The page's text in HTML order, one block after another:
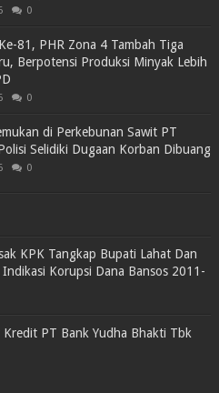
0
81, PHR Zona 4 Tambah Tiga
Berpotensi Produksi Minyak Lebih
0
di Perkebunan Sawit PT
Selidiki Dugaan Korban Dibuang
0
KPK Tangkap Bupati Lahat Dan
Korupsi Dana Bansos 2011-
PT Bank Yudha Bhakti Tbk